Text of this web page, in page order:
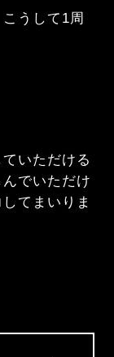
うして1周
いただける
でいただけ
てまいりま